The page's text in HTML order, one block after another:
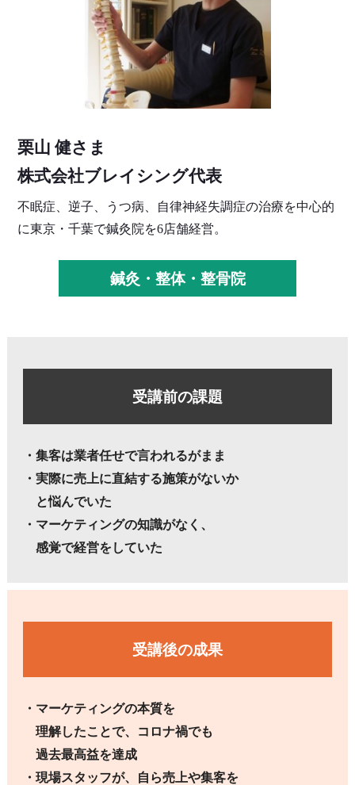
栗山 健さま
株式会社ブレイシング代表
不眠症、逆子、うつ病、自律神経失調症の治療を中心的
に東京・千葉で鍼灸院を6店舗経営。
鍼灸・整体・整骨院
受講前の課題
・ 集客は業者任せで言われるがまま
・実際に売上に直結する施策がないか
と悩んでいた
・マーケティングの知識がなく、
感覚で経営をしていた
受講後の成果
・ マーケティングの本質を
理解したこ とで、コロナ禍でも
過去最高益を達成
・現場スタッフが、自ら売上や集客を